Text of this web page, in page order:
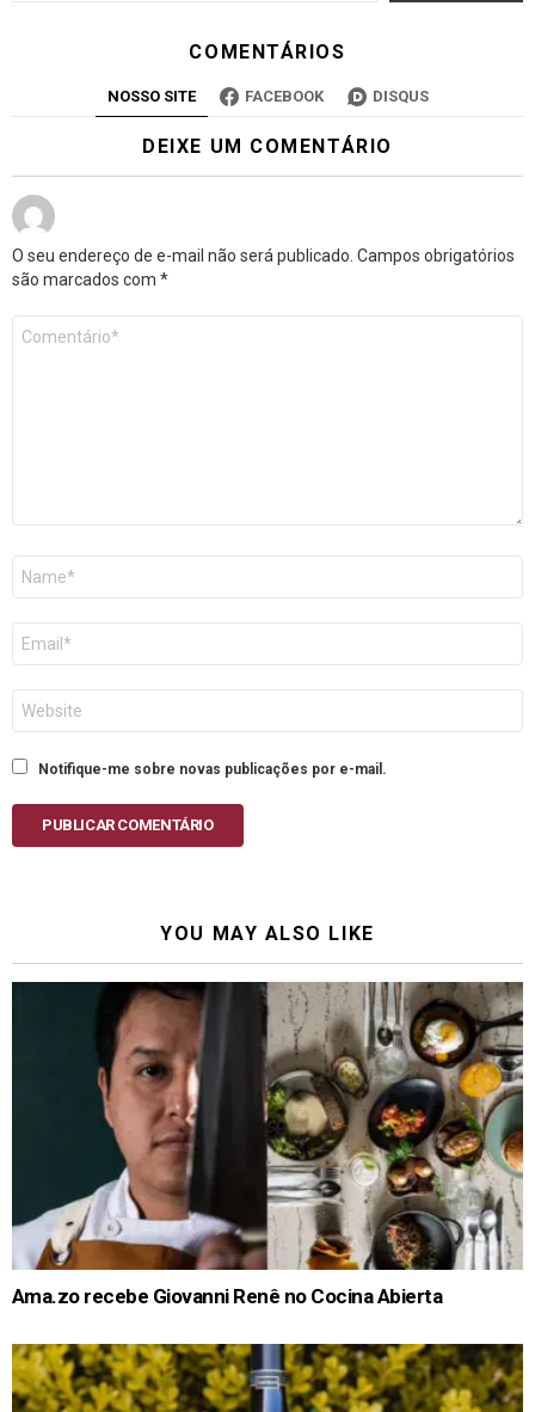
COMENTÁRIOS
NOSSO SITE FACEBOOK DISQUS
DEIXE UM COMENTÁRIO
O seu endereço de e-mail não será publicado. Campos obrigatórios
são marcados com *
mail
Notifique-me sobre novas publicações por e-mail.
PUBLICAR COMENTÁRIO
YOU MAY ALSO LIKE
Ama.zo recebe Giovanni Renê no Cocina Abierta